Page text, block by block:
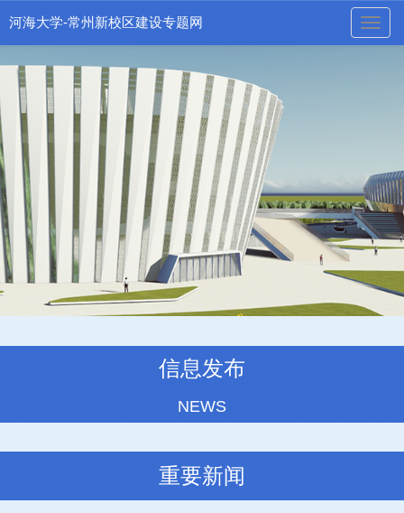
河海大学-常州新校区建设专题网
信息发布
NEWS
重要新闻